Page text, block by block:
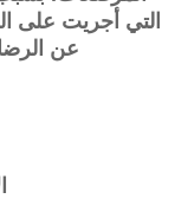
التي أجريت على
عن